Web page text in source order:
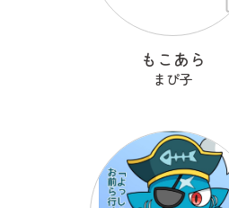
もこあら
まぴ子